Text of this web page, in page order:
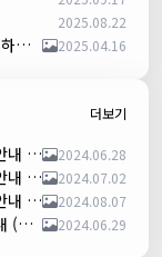
2025.08.22
[달밤 궁상] 호치민 프라이빗 클럽 댄스 파티 – 하루 한 팀만! 2025.04.16
더보기
달밤 호치민 VIP 패스트트랙 이용안내 (떤션넛공항)
2024.06.28
달밤 나트랑 VIP 패스트트랙 이용안내 (깜란공항)
2024.07.02
달밤 하노이 VIP 패스트트랙 이용안내 (노이바이공항)
2024.08.07
달밤 다낭 VIP 패스트트랙 이용안내 (다낭국제공항) 2024.06.29